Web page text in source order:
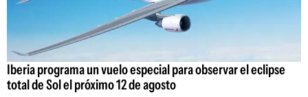
Iberia programa un vuelo especial para observar el eclipse
total de Sol el próximo 12 de agosto